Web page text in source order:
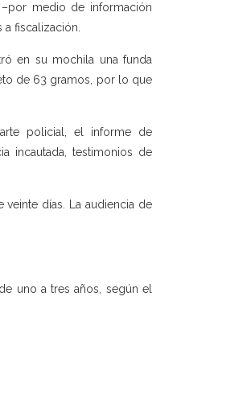
medio de información
fiscalización.
en su mochila una funda
de 63 gramos, por lo que
policial, el informe de
incautada, testimonios de
días. La audiencia de
uno a tres años, según el